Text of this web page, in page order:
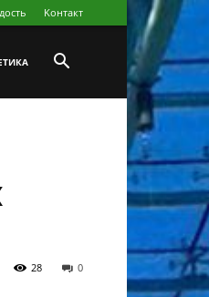
Koнтакт
0
28